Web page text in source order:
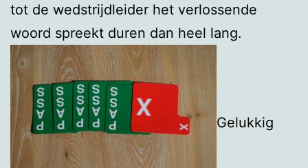
tot de wedstrijdleider het verlossende
woord spreekt duren dan heel lang.
Gelukkig